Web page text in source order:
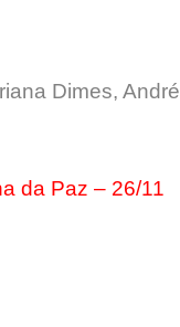
Dimes,
da Paz – 26/11